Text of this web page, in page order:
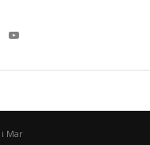
i Mar